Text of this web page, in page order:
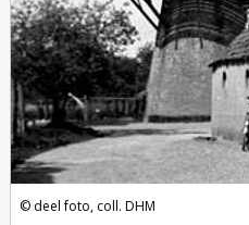
deel foto, coll. DHM